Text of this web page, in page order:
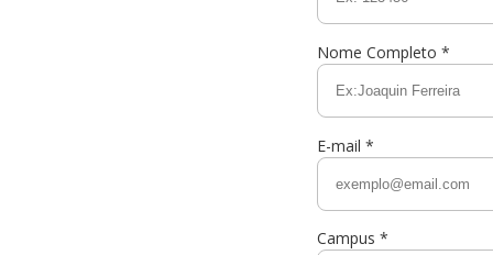
Residências
Orquestra
Nome Completo *
E-mail *
Campus *